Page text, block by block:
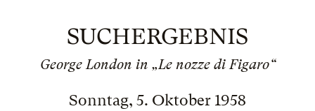
SUCHERGEBNIS
George London in „Le nozze di Figaro“
Sonntag, 5. Oktober 1958